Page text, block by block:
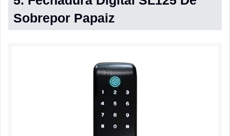
Sobrepor Papaiz